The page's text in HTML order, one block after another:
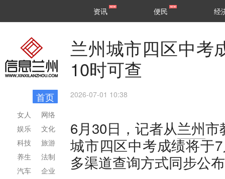
区县
资讯 便民 经
首页
网络
文化
旅游
法制
企业
女人
娱乐
科技
养生
汽车
兰州城市四区中考
10时可查
2026-07-01 10:38
6月30日，记者从兰州市
城市四区中考成绩将于
多渠道查询方式同步公